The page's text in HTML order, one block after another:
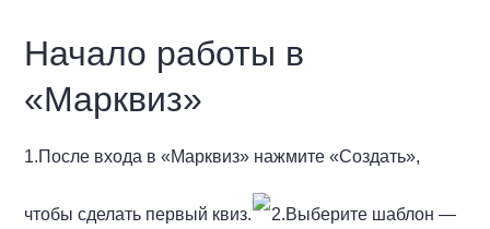
Начало работы в
«Марквиз»
1.После входа в «Марквиз» нажмите «Создать»,
чтобы сделать первый квиз.
2.Выберите шаблон —